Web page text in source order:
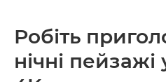
Робіть
нічні